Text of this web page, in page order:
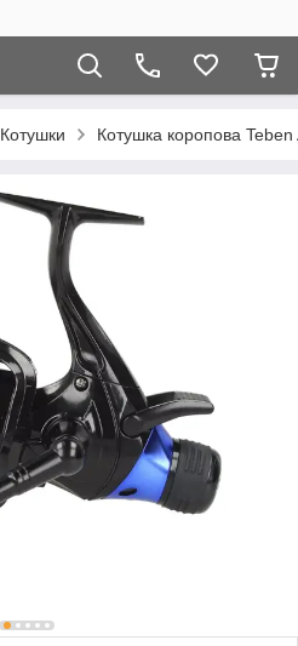
Котушки Котушка коропова